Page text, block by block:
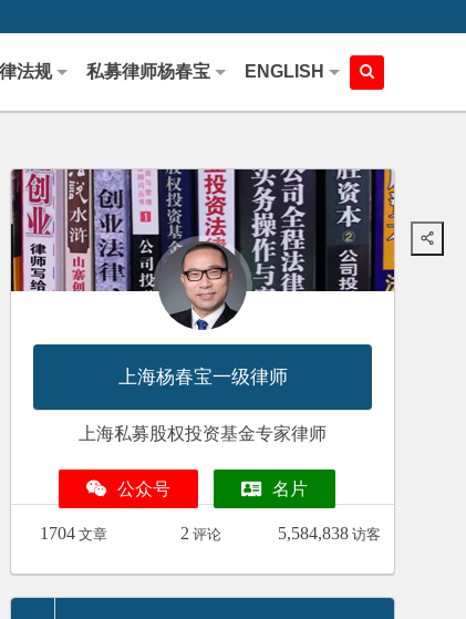
法规 私募律师杨春宝 ENGLISH
上海杨春宝一级律师
上海私募股权投资基金专家律师
公众号 名片
1704 文章 2 评论 5,584,838 访客